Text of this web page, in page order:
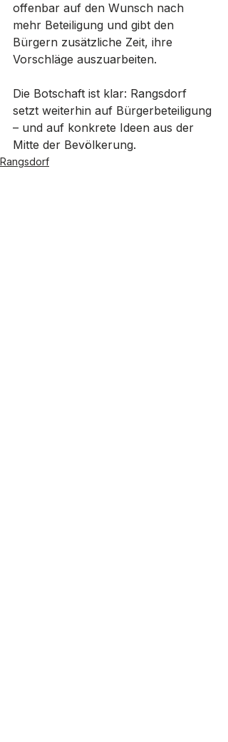
offenbar auf den Wunsch nach
mehr Beteiligung und gibt den
Bürgern zusätzliche Zeit, ihre
Vorschläge auszuarbeiten.
Die Botschaft ist klar: Rangsdorf
setzt weiterhin auf Bürgerbeteiligung
– und auf konkrete Ideen aus der
Mitte der Bevölkerung.
Rangsdorf